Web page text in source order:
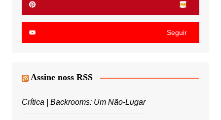
Seguir
Assine noss RSS
Crítica | Backrooms: Um Não-Lugar